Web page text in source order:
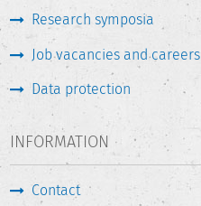
Research symposia
Job vacancies and careers
Data protection
INFORMATION
Contact